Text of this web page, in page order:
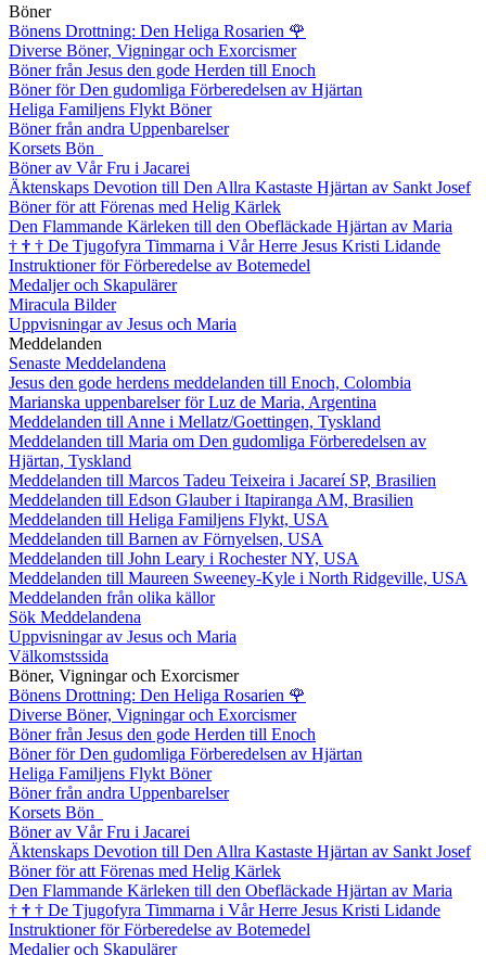
Böner
Bönens Drottning: Den Heliga Rosarien 🌹
Diverse Böner, Vigningar och Exorcismer
Böner från Jesus den gode Herden till Enoch
Böner för Den gudomliga Förberedelsen av Hjärtan
Heliga Familjens Flykt Böner
Böner från andra Uppenbarelser
Korsets Bön
Böner av Vår Fru i Jacarei
Äktenskaps Devotion till Den Allra Kastaste Hjärtan av Sankt Josef
Böner för att Förenas med Helig Kärlek
Den Flammande Kärleken till den Obefläckade Hjärtan av Maria
† † † De Tjugofyra Timmarna i Vår Herre Jesus Kristi Lidande
Instruktioner för Förberedelse av Botemedel
Medaljer och Skapulärer
Miracula Bilder
Uppvisningar av Jesus och Maria
Meddelanden
Senaste Meddelandena
Jesus den gode herdens meddelanden till Enoch, Colombia
Marianska uppenbarelser för Luz de Maria, Argentina
Meddelanden till Anne i Mellatz/Goettingen, Tyskland
Meddelanden till Maria om Den gudomliga Förberedelsen av
Hjärtan, Tyskland
Meddelanden till Marcos Tadeu Teixeira i Jacareí SP, Brasilien
Meddelanden till Edson Glauber i Itapiranga AM, Brasilien
Meddelanden till Heliga Familjens Flykt, USA
Meddelanden till Barnen av Förnyelsen, USA
Meddelanden till John Leary i Rochester NY, USA
Meddelanden till Maureen Sweeney-Kyle i North Ridgeville, USA
Meddelanden från olika källor
Sök Meddelandena
Uppvisningar av Jesus och Maria
Välkomstssida
Böner, Vigningar och Exorcismer
Bönens Drottning: Den Heliga Rosarien 🌹
Diverse Böner, Vigningar och Exorcismer
Böner från Jesus den gode Herden till Enoch
Böner för Den gudomliga Förberedelsen av Hjärtan
Heliga Familjens Flykt Böner
Böner från andra Uppenbarelser
Korsets Bön
Böner av Vår Fru i Jacarei
Äktenskaps Devotion till Den Allra Kastaste Hjärtan av Sankt Josef
Böner för att Förenas med Helig Kärlek
Den Flammande Kärleken till den Obefläckade Hjärtan av Maria
† † † De Tjugofyra Timmarna i Vår Herre Jesus Kristi Lidande
Instruktioner för Förberedelse av Botemedel
Medaljer och Skapulärer